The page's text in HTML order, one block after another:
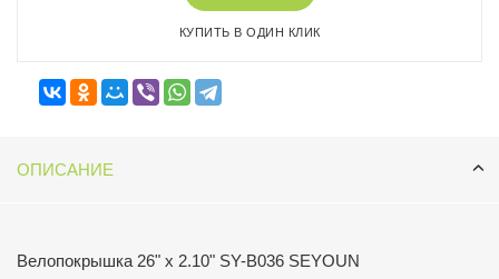
КУПИТЬ В ОДИН КЛИК
ОПИСАНИЕ
Велопокрышка 26" x 2.10" SY-B036 SEYOUN